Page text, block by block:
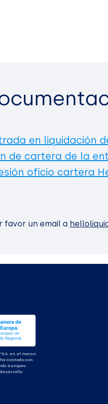
en liquidación
de cartera de la
oficio cartera
favor un email a
S.A. en el marco
ha contado con
europeo
desarrollo